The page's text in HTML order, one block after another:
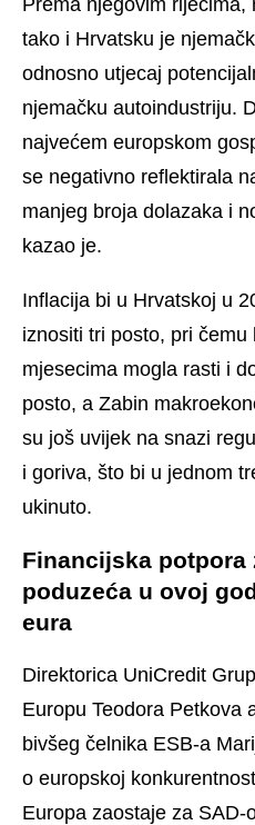
Prema njegovim
tako i Hrvatsku je
odnosno utjecaj
njemačku autoindustriju.
najvećem europskom
se negativno reflektirala
manjeg broja dolazaka i
kazao je.
Inflacija bi u Hrvatskoj u
iznositi tri posto, pri čemu
mjesecima mogla rasti i
posto, a Zabin
su još uvijek na snazi
i goriva, što bi u jednom
ukinuto.
Financijska potpora
poduzeća u ovoj
eura
Direktorica UniCredit
Europu Teodora Petkova
bivšeg čelnika ESB-a
o europskoj
Europa zaostaje za SAD-